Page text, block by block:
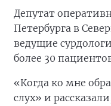
Депутат
Петербурга в
ведущие
более 30
«Когда ко мне
слух» и